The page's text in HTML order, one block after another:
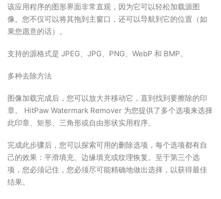
该应用程序的图形界面非常直观，因为它可以轻松加载源图
像。您不仅可以将其拖到主窗口，还可以导航到它的位置（如
果您愿意的话）。
支持的源格式是 JPEG、JPG、PNG、WebP 和 BMP。
多种去除方法
图像加载完成后，您可以放大并移动它，直到找到要擦除的印
章。 HitPaw Watermark Remover 为您提供了多个选项来选择
此印章、矩形、三角形或自由形状实用程序。
完成此步骤后，您可以探索可用的删除选项，每个选项都有自
己的效果：平滑填充、边缘填充或纹理恢复。至于第三个选
项，您必须记住，您必须尽可能精确地做出选择，以获得最佳
结果。